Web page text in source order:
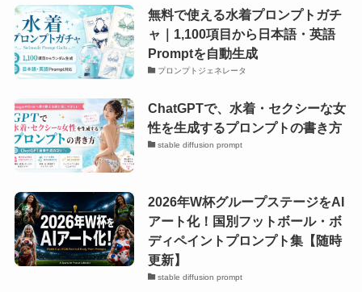
無料で使える水着プロンプトガチ
ャ｜1,100項目から日本語・英語
Promptを自動生成
プロンプトジェネレータ
ChatGPTで、水着・セクシーな女
性を生成するプロンプトの書き方
stable diffusion prompt
2026年W杯グループステージをAI
アート化！国別フットボール・ボ
ディペイントプロンプト集【随時
更新】
stable diffusion prompt